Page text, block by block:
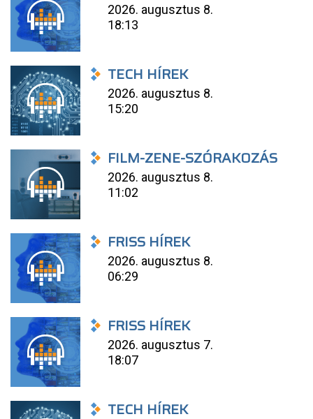
2026. augusztus 8.
18:13
TECH HÍREK
2026. augusztus 8.
15:20
FILM-ZENE-SZÓRAKOZÁS
2026. augusztus 8.
11:02
FRISS HÍREK
2026. augusztus 8.
06:29
FRISS HÍREK
2026. augusztus 7.
18:07
TECH HÍREK